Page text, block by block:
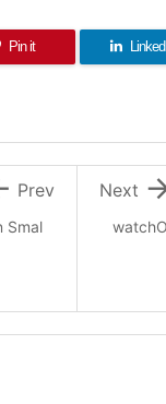
Pin it
Next
Smal
Prev